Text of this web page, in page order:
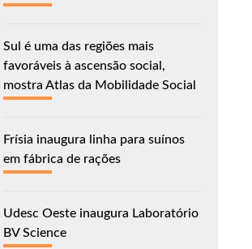
Sul é uma das regiões mais
favoráveis à ascensão social,
mostra Atlas da Mobilidade Social
Frísia inaugura linha para suínos
em fábrica de rações
Udesc Oeste inaugura Laboratório
BV Science